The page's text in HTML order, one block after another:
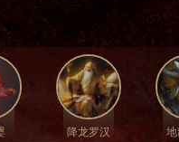
降龙罗汉